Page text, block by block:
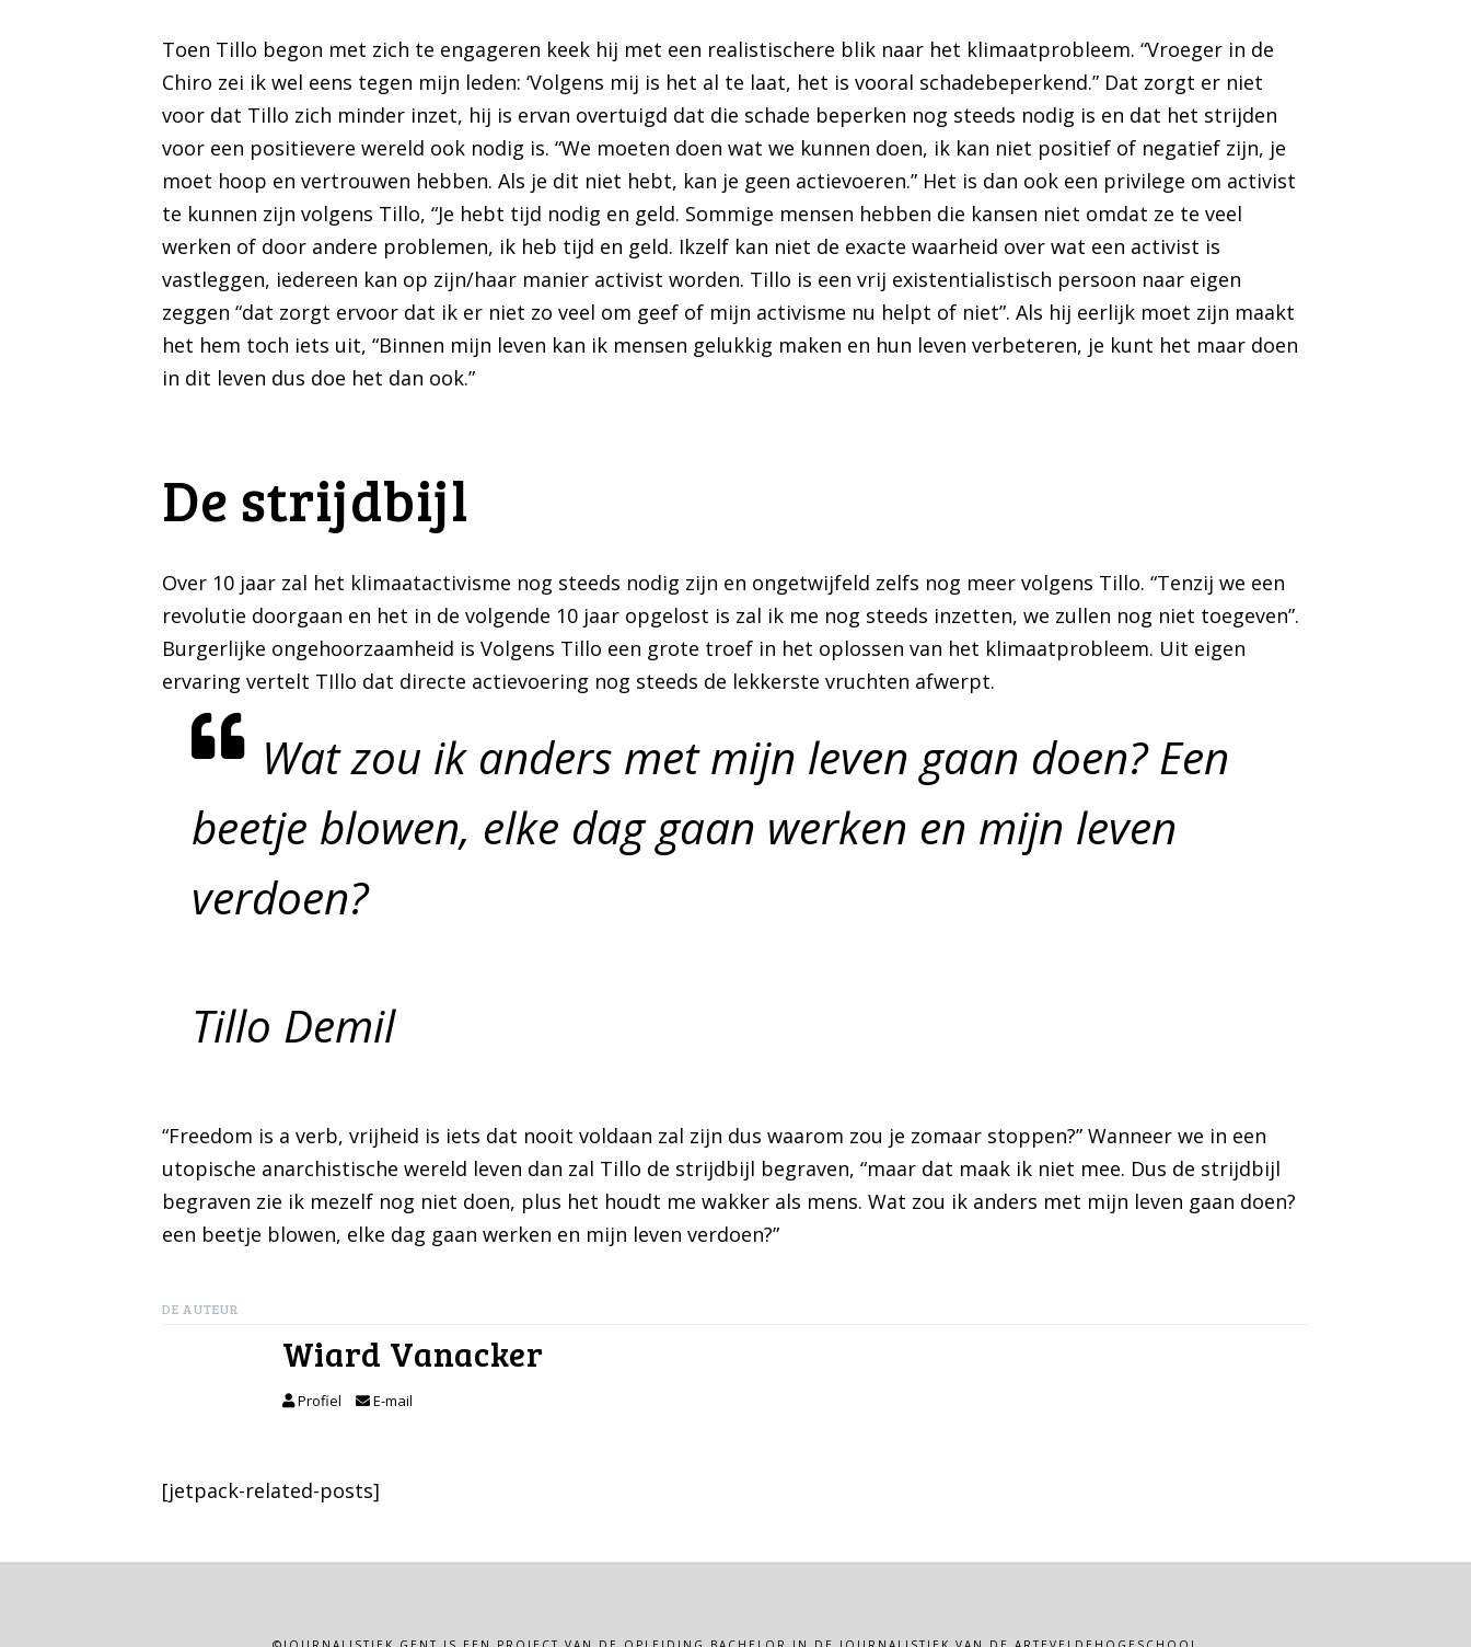
Toen Tillo begon met zich te engageren keek hij met een realistischere blik naar het klimaatprobleem. “Vroeger in de
Chiro zei ik wel eens tegen mijn leden: ‘Volgens mij is het al te laat, het is vooral schadebeperkend.” Dat zorgt er niet
voor dat Tillo zich minder inzet, hij is ervan overtuigd dat die schade beperken nog steeds nodig is en dat het strijden
voor een positievere wereld ook nodig is. “We moeten doen wat we kunnen doen, ik kan niet positief of negatief zijn, je
moet hoop en vertrouwen hebben. Als je dit niet hebt, kan je geen actievoeren.” Het is dan ook een privilege om activist
te kunnen zijn volgens Tillo, “Je hebt tijd nodig en geld. Sommige mensen hebben die kansen niet omdat ze te veel
werken of door andere problemen, ik heb tijd en geld. Ikzelf kan niet de exacte waarheid over wat een activist is
vastleggen, iedereen kan op zijn/haar manier activist worden. Tillo is een vrij existentialistisch persoon naar eigen
zeggen “dat zorgt ervoor dat ik er niet zo veel om geef of mijn activisme nu helpt of niet”. Als hij eerlijk moet zijn maakt
het hem toch iets uit, “Binnen mijn leven kan ik mensen gelukkig maken en hun leven verbeteren, je kunt het maar doen
in dit leven dus doe het dan ook.”
De strijdbijl
Over 10 jaar zal het klimaatactivisme nog steeds nodig zijn en ongetwijfeld zelfs nog meer volgens Tillo. “Tenzij we een
revolutie doorgaan en het in de volgende 10 jaar opgelost is zal ik me nog steeds inzetten, we zullen nog niet toegeven”.
Burgerlijke ongehoorzaamheid is Volgens Tillo een grote troef in het oplossen van het klimaatprobleem. Uit eigen
ervaring vertelt TIllo dat directe actievoering nog steeds de lekkerste vruchten afwerpt.
Wat zou ik anders met mijn leven gaan doen? Een
beetje blowen, elke dag gaan werken en mijn leven
verdoen?
Tillo Demil
“Freedom is a verb, vrijheid is iets dat nooit voldaan zal zijn dus waarom zou je zomaar stoppen?” Wanneer we in een
utopische anarchistische wereld leven dan zal Tillo de strijdbijl begraven, “maar dat maak ik niet mee. Dus de strijdbijl
begraven zie ik mezelf nog niet doen, plus het houdt me wakker als mens. Wat zou ik anders met mijn leven gaan doen?
een beetje blowen, elke dag gaan werken en mijn leven verdoen?”
DE AUTEUR
Wiard Vanacker
Profiel E-mail
[jetpack-related-posts]